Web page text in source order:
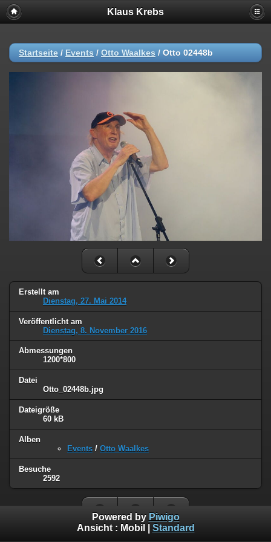
Klaus Krebs
Startseite / Events / Otto Waalkes / Otto 02448b
Erstellt am
Dienstag, 27. Mai 2014
Veröffentlicht am
Dienstag, 8. November 2016
Abmessungen
1200*800
Datei
Otto_02448b.jpg
Dateigröße
60 kB
Alben
Events / Otto Waalkes
Besuche
2592
Powered by Piwigo
Ansicht : Mobil Standard